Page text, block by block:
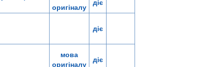
оригіналу
діє
діє
мова
оригіналу
діє